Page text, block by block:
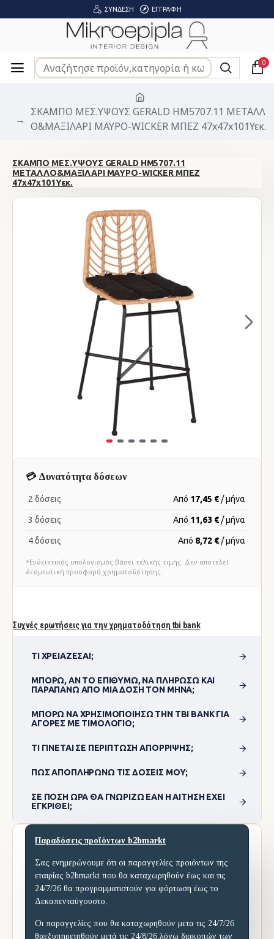
ΣΎΝΔΕΣΗ ΕΓΓΡΑΦΉ
0
ΣΚΑΜΠΟ ΜΕΣ.ΥΨΟΥΣ GERALD HM5707.11 ΜΕΤΑΛΛ
Ο&ΜΑΞΙΛΑΡΙ ΜΑΥΡΟ-WICKER ΜΠΕΖ 47x47x101Υεκ.
ΣΚΑΜΠΟ ΜΕΣ.ΥΨΟΥΣ GERALD HM5707.11
ΜΕΤΑΛΛΟ&ΜΑΞΙΛΑΡΙ ΜΑΥΡΟ-WICKER ΜΠΕΖ
47x47x101Υεκ.
Συχνές ερωτήσεις για την χρηματοδότηση tbi bank
ΤΙ ΧΡΕΙΆΖΕΣΑΙ;
ΜΠΟΡΏ, ΑΝ ΤΟ ΕΠΙΘΥΜΏ, ΝΑ ΠΛΗΡΏΣΩ ΚΑΙ
ΠΑΡΑΠΆΝΩ ΑΠΌ ΜΊΑ ΔΌΣΗ ΤΟΝ ΜΉΝΑ;
ΜΠΟΡΏ ΝΑ ΧΡΗΣΙΜΟΠΟΊΗΣΩ ΤΗΝ TBI BANK ΓΙΑ
ΑΓΟΡΈΣ ΜΕ ΤΙΜΟΛΌΓΙΟ;
ΤΙ ΓΊΝΕΤΑΙ ΣΕ ΠΕΡΊΠΤΩΣΗ ΑΠΌΡΡΙΨΗΣ;
ΠΏΣ ΑΠΟΠΛΗΡΏΝΩ ΤΙΣ ΔΌΣΕΙΣ ΜΟΥ;
ΣΕ ΠΌΣΗ ΏΡΑ ΘΑ ΓΝΩΡΊΖΩ ΕΆΝ Η ΑΊΤΗΣΗ ΈΧΕΙ
ΕΓΚΡΙΘΕΊ;
💳 Δυνατότητα δόσεων
2 δόσεις Από 17,45 € / μήνα
3 δόσεις Από 11,63 € / μήνα
4 δόσεις Από 8,72 € / μήνα
*Ενδεικτικός υπολογισμός βάσει τελικής τιμής. Δεν αποτελεί
δεσμευτική προσφορά χρηματοδότησης.
Παραδόσεις προϊόντων b2bmarkt
Σας ενημερώνουμε ότι οι παραγγελίες προιόντων της
εταιρίας b2bmarkt που θα καταχωρηθούν έως και τις
24/7/26 θα προγραμματιστούν για φόρτωση έως το
Δεκαπενταύγουστο,
Οι παραγγελίες που θα καταχωρηθούν μετα τις 24/7/26
θαεξυπηρετηθούν μετά τις 24/8/26,λόγω διακοπών των